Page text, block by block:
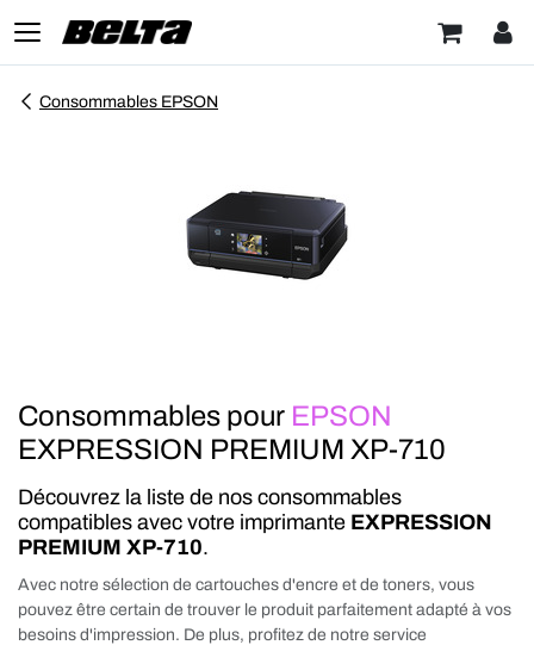
Consommables EPSON
Consommables pour EPSON
EXPRESSION PREMIUM XP-710
Découvrez la liste de nos consommables
compatibles avec votre imprimante EXPRESSION
PREMIUM XP-710.
Avec notre sélection de cartouches d'encre et de toners, vous
pouvez être certain de trouver le produit parfaitement adapté à vos
besoins d'impression. De plus, profitez de notre service